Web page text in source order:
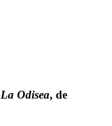
La Odisea, de